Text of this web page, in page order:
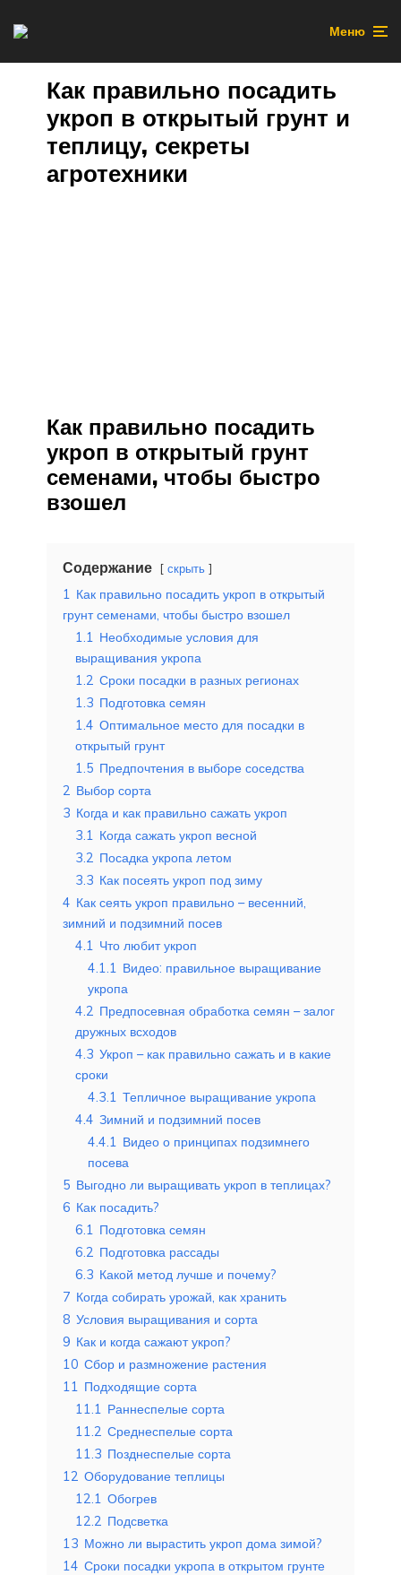
Меню
Как правильно посадить
укроп в открытый грунт и
теплицу, секреты
агротехники
Как правильно посадить
укроп в открытый грунт
семенами, чтобы быстро
взошел
Содержание скрыть
1 Как правильно посадить укроп в открытый
грунт семенами, чтобы быстро взошел
1.1 Необходимые условия для
выращивания укропа
1.2 Сроки посадки в разных регионах
1.3 Подготовка семян
1.4 Оптимальное место для посадки в
открытый грунт
1.5 Предпочтения в выборе соседства
2 Выбор сорта
3 Когда и как правильно сажать укроп
3.1 Когда сажать укроп весной
3.2 Посадка укропа летом
3.3 Как посеять укроп под зиму
4 Как сеять укроп правильно – весенний,
зимний и подзимний посев
4.1 Что любит укроп
4.1.1 Видео: правильное выращивание
укропа
4.2 Предпосевная обработка семян – залог
дружных всходов
4.3 Укроп – как правильно сажать и в какие
сроки
4.3.1 Тепличное выращивание укропа
4.4 Зимний и подзимний посев
4.4.1 Видео о принципах подзимнего
посева
5 Выгодно ли выращивать укроп в теплицах?
6 Как посадить?
6.1 Подготовка семян
6.2 Подготовка рассады
6.3 Какой метод лучше и почему?
7 Когда собирать урожай, как хранить
8 Условия выращивания и сорта
9 Как и когда сажают укроп?
10 Сбор и размножение растения
11 Подходящие сорта
11.1 Раннеспелые сорта
11.2 Среднеспелые сорта
11.3 Позднеспелые сорта
12 Оборудование теплицы
12.1 Обогрев
12.2 Подсветка
13 Можно ли вырастить укроп дома зимой?
14 Сроки посадки укропа в открытом грунте